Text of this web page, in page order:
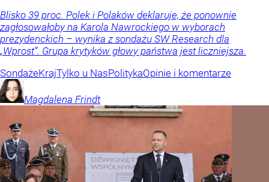
Blisko 39 proc. Polek i Polaków deklaruje, że ponownie
zagłosowałoby na Karola Nawrockiego w wyborach
prezydenckich – wynika z sondażu SW Research dla
„Wprost”. Grupa krytyków głowy państwa jest liczniejsza.
SondażeKrajTylko u NasPolitykaOpinie i komentarze
Magdalena Frindt